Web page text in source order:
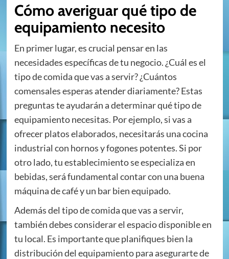
Cómo averiguar qué tipo de
equipamiento necesito
En primer lugar, es crucial pensar en las
necesidades específicas de tu negocio. ¿Cuál es el
tipo de comida que vas a servir? ¿Cuántos
comensales esperas atender diariamente? Estas
preguntas te ayudarán a determinar qué tipo de
equipamiento necesitas. Por ejemplo, si vas a
ofrecer platos elaborados, necesitarás una cocina
industrial con hornos y fogones potentes. Si por
otro lado, tu establecimiento se especializa en
bebidas, será fundamental contar con una buena
máquina de café y un bar bien equipado.
Además del tipo de comida que vas a servir,
también debes considerar el espacio disponible en
tu local. Es importante que planifiques bien la
distribución del equipamiento para asegurarte de